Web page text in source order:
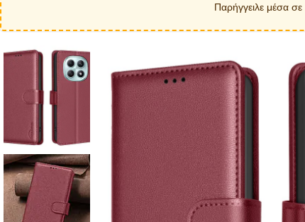
Παρήγγειλε μέσα σε